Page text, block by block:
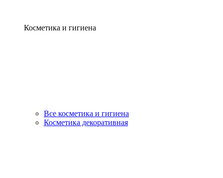
Косметика и гигиена
Все косметика и гигиена
Косметика декоративная